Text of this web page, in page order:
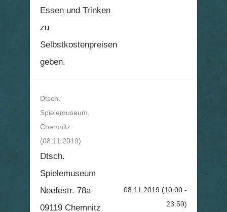
Essen und Trinken
zu
Selbstkostenpreisen
geben.
Dtsch.
Spielemuseum,
Chemnitz
(08.11.2019)
Dtsch.
Spielemuseum
Neefestr. 78a
09119 Chemnitz
08.11.2019 (10:00 -
23:59)